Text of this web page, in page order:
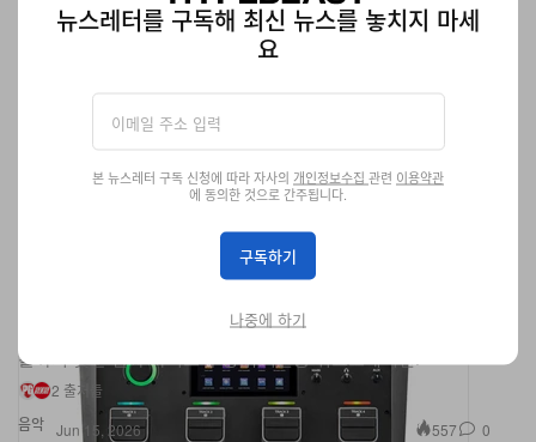
음악
Sheeran Looper X, Ed Sheeran 스타디움 루프 셋
롤까지 갖춘 진짜 라이브 루핑 뮤지션용 워크스테이션.
Jun 15, 2026
뉴스레터를 구독해 최신 뉴스를 놓치지 마세
요
본 뉴스레터 구독 신청에 따라 자사의 개인정보수집 관련 이용약관
에 동의한 것으로 간주됩니다.
구독하기
나중에 하기